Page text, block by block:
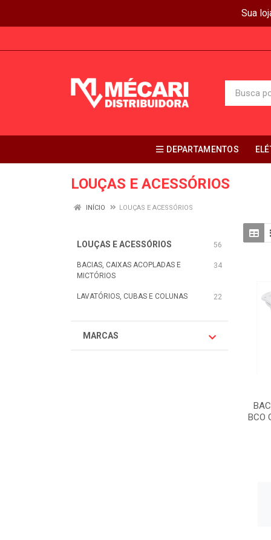
Sua
DEPARTAMENTOS
LOUÇAS E ACESSÓRIOS
INÍCIO LOUÇAS E ACESSÓRIOS
LOUÇAS E ACESSÓRIOS 56
BACIAS, CAIXAS ACOPLADAS E
MICTÓRIOS
34
LAVATÓRIOS, CUBAS E COLUNAS 22
MARCAS
BCO